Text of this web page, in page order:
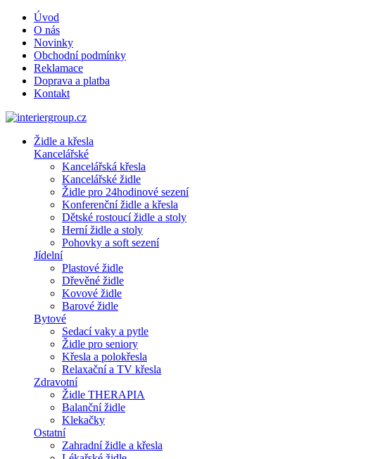
Úvod
O nás
Novinky
Obchodní podmínky
Reklamace
Doprava a platba
Kontakt
Židle a křesla
Kancelářské
Kancelářská křesla
Kancelářské židle
Židle pro 24hodinové sezení
Konferenční židle a křesla
Dětské rostoucí židle a stoly
Herní židle a stoly
Pohovky a soft sezení
Jídelní
Plastové židle
Dřevěné židle
Kovové židle
Barové židle
Bytové
Sedací vaky a pytle
Židle pro seniory
Křesla a polokřesla
Relaxační a TV křesla
Zdravotní
Židle THERAPIA
Balanční židle
Klekačky
Ostatní
Zahradní židle a křesla